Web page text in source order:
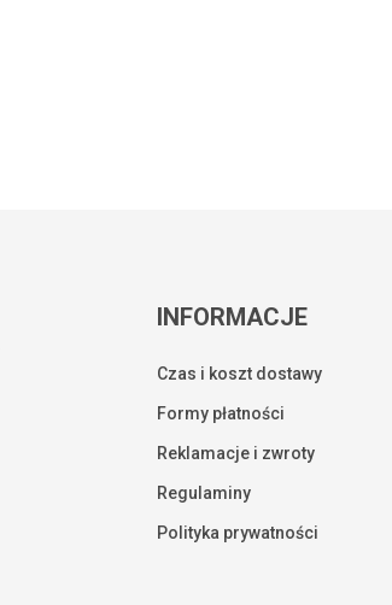
INFORMACJE
Czas i koszt dostawy
Formy płatności
Reklamacje i zwroty
Regulaminy
Polityka prywatności